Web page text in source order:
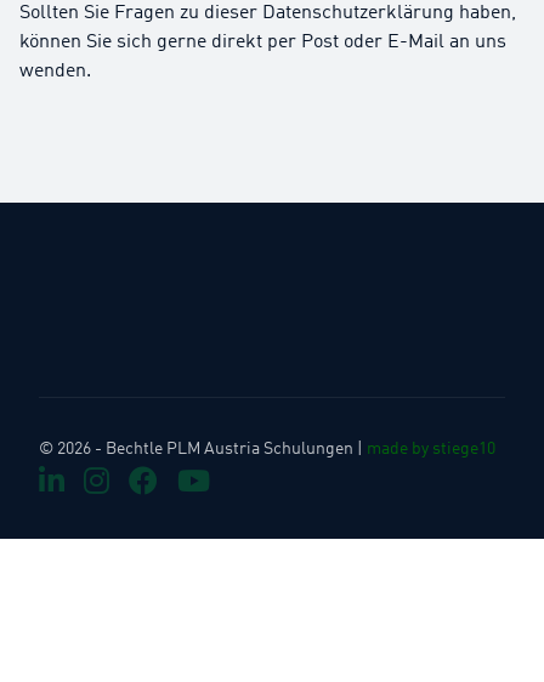
Sollten Sie Fragen zu dieser Datenschutzerklärung haben,
können Sie sich gerne direkt per Post oder E-Mail an uns
wenden.
© 2026 - Bechtle PLM Austria Schulungen | made by stiege10
LinkedInInstagramFacebook